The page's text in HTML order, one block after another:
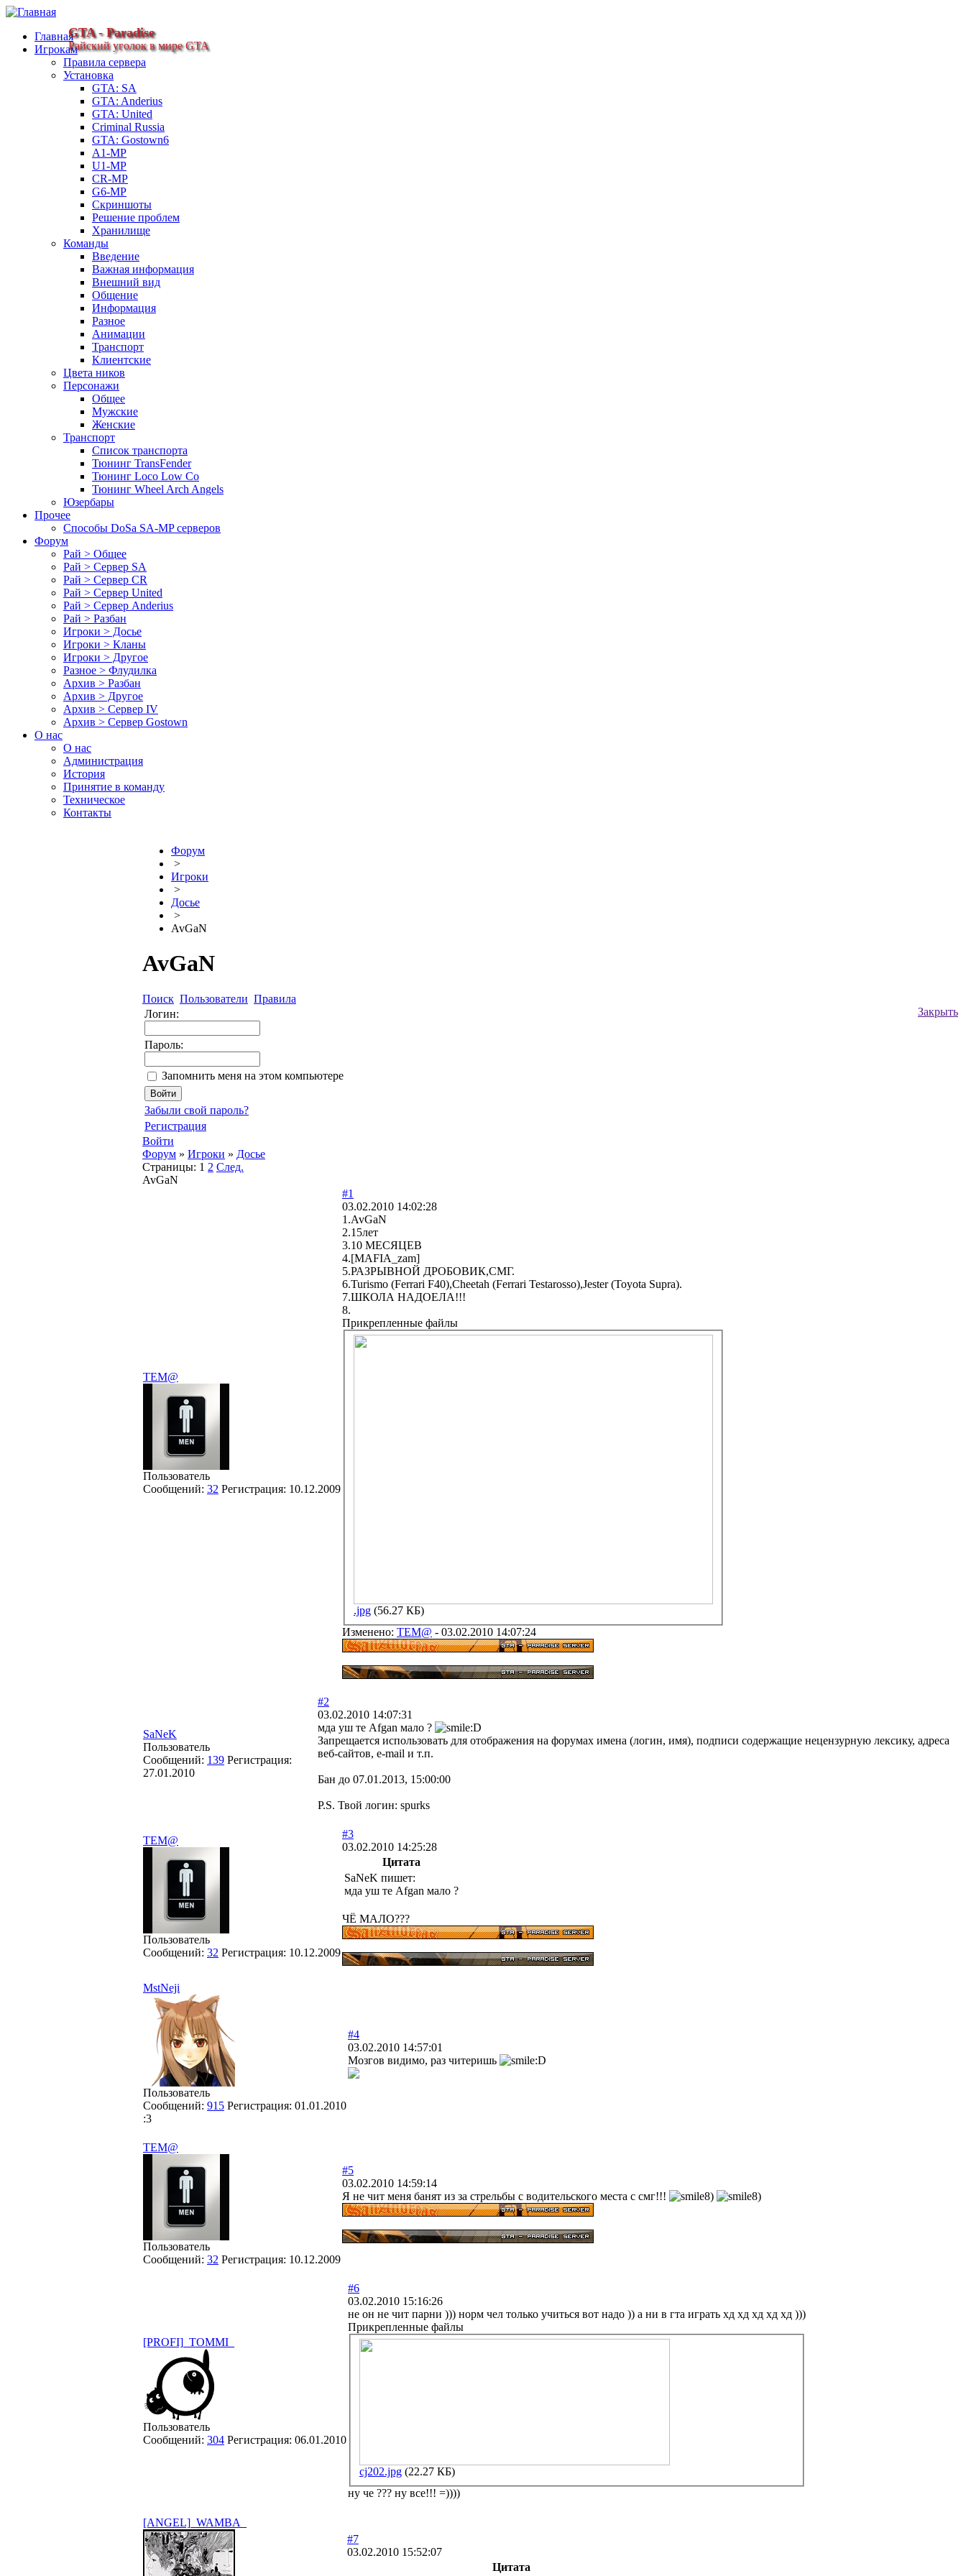
GTA - Paradise
Райский уголок в мире GTA
Главная
Игрокам
Правила сервера
Установка
GTA: SA
GTA: Anderius
GTA: United
Criminal Russia
GTA: Gostown6
A1-MP
U1-MP
CR-MP
G6-MP
Скриншоты
Решение проблем
Хранилище
Команды
Введение
Важная информация
Внешний вид
Общение
Информация
Разное
Анимации
Транспорт
Клиентские
Цвета ников
Персонажи
Общее
Мужские
Женские
Транспорт
Список транспорта
Тюнинг TransFender
Тюнинг Loco Low Co
Тюнинг Wheel Arch Angels
Юзербары
Прочее
Cпособы DoSа SA-MP серверов
Форум
Рай > Общее
Рай > Сервер SA
Рай > Сервер CR
Рай > Сервер United
Рай > Сервер Anderius
Рай > Разбан
Игроки > Досье
Игроки > Кланы
Игроки > Другое
Разное > Флудилка
Архив > Разбан
Архив > Другое
Архив > Сервер IV
Архив > Сервер Gostown
О нас
О нас
Администрация
История
Принятие в команду
Техническое
Контакты
Форум
>
Игроки
>
Досье
>
AvGaN
AvGaN
Поиск Пользователи Правила
Закрыть
Логин:
Пароль:
Запомнить меня на этом компьютере
Забыли свой пароль?
Регистрация
Войти
Форум » Игроки » Досье
Страницы: 1 2 След.
AvGaN
TEM@
Пользователь
Сообщений: 32 Регистрация: 10.12.2009
#1
03.02.2010 14:02:28
1.AvGaN
2.15лет
3.10 МЕСЯЦЕВ
4.[MAFIA_zam]
5.РАЗРЫВНОЙ ДРОБОВИК,СМГ.
6.Turismo (Ferrari F40),Cheetah (Ferrari Testarosso),Jester (Toyota Supra).
7.ШКОЛА НАДОЕЛА!!!
8.
Прикрепленные файлы
.jpg (56.27 КБ)
Изменено: TEM@ - 03.02.2010 14:07:24
SaNeK
Пользователь
Сообщений: 139 Регистрация:
27.01.2010
#2
03.02.2010 14:07:31
мда уш те Afgan мало ?
Запрещается использовать для отображения на форумах имена (логин, имя), подписи содержащие нецензурную лексику, адреса
веб-сайтов, e-mail и т.п.
Бан до 07.01.2013, 15:00:00
P.S. Твой логин: spurks
TEM@
Пользователь
Сообщений: 32 Регистрация: 10.12.2009
#3
03.02.2010 14:25:28
Цитата
SaNeK пишет:
мда уш те Afgan мало ?
ЧЁ МАЛО???
MstNeji
Пользователь
Сообщений: 915 Регистрация: 01.01.2010
:3
#4
03.02.2010 14:57:01
Мозгов видимо, раз читеришь
TEM@
Пользователь
Сообщений: 32 Регистрация: 10.12.2009
#5
03.02.2010 14:59:14
Я не чит меня банят из за стрельбы с водительского места с смг!!!
[PROFI]_TOMMI_
Пользователь
Сообщений: 304 Регистрация: 06.01.2010
#6
03.02.2010 15:16:26
не он не чит парни ))) норм чел только учиться вот надо )) а ни в гта играть хд хд хд хд хд )))
Прикрепленные файлы
cj202.jpg (22.27 КБ)
ну че ??? ну все!!! =))))
[ANGEL]_WAMBA_
#7
03.02.2010 15:52:07
Цитата